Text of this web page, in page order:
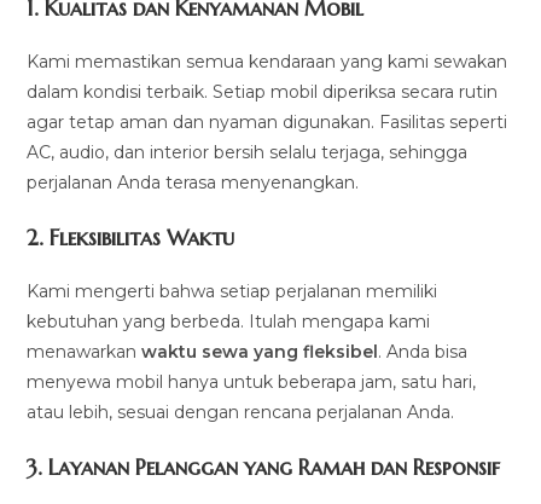
1.Kualitas dan Kenyamanan Mobil
Kami memastikan semua kendaraan yang kami sewakan
dalam kondisi terbaik. Setiap mobil diperiksa secara rutin
agar tetap aman dan nyaman digunakan. Fasilitas seperti
AC, audio, dan interior bersih selalu terjaga, sehingga
perjalanan Anda terasa menyenangkan.
2.Fleksibilitas Waktu
Kami mengerti bahwa setiap perjalanan memiliki
kebutuhan yang berbeda. Itulah mengapa kami
menawarkanwaktu sewa yang fleksibel. Anda bisa
menyewa mobil hanya untuk beberapa jam, satu hari,
atau lebih, sesuai dengan rencana perjalanan Anda.
3.Layanan Pelanggan yang Ramah dan Responsif